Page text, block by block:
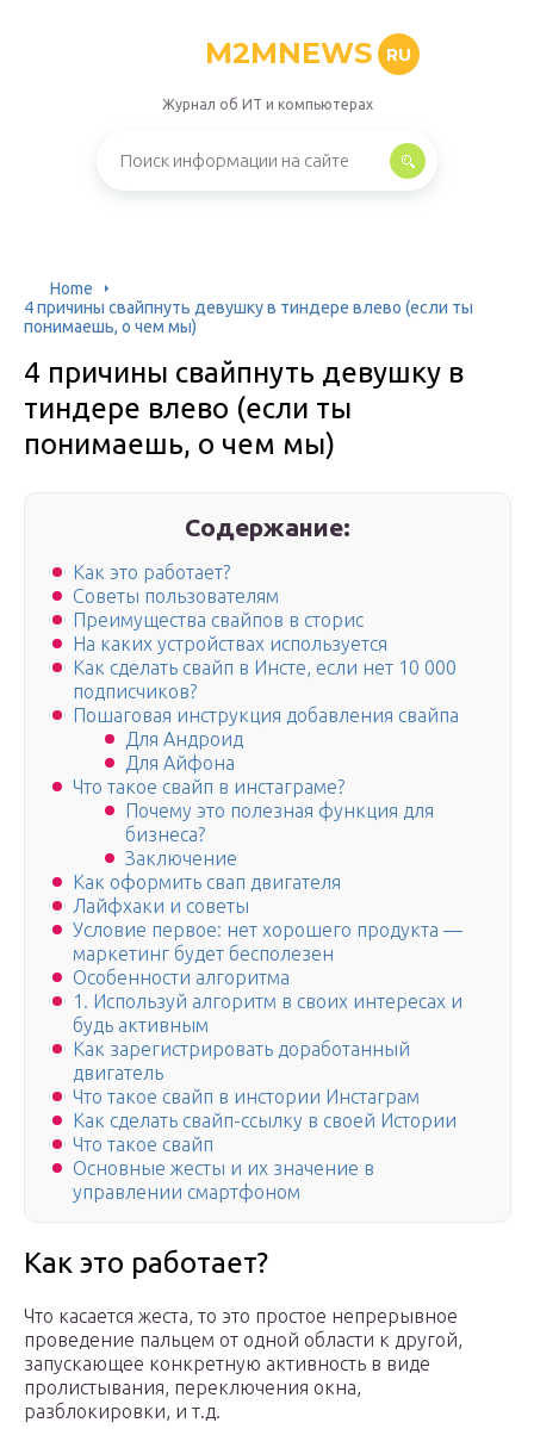
M2MNEWS RU
Журнал об ИТ и компьютерах
Home
4 причины свайпнуть девушку в тиндере влево (если ты
понимаешь, о чем мы)
4 причины свайпнуть девушку в
тиндере влево (если ты
понимаешь, о чем мы)
Содержание:
Как это работает?
Советы пользователям
Преимущества свайпов в сторис
На каких устройствах используется
Как сделать свайп в Инсте, если нет 10 000
подписчиков?
Пошаговая инструкция добавления свайпа
Для Андроид
Для Айфона
Что такое свайп в инстаграме?
Почему это полезная функция для
бизнеса?
Заключение
Как оформить свап двигателя
Лайфхаки и советы
Условие первое: нет хорошего продукта —
маркетинг будет бесполезен
Особенности алгоритма
1. Используй алгоритм в своих интересах и
будь активным
Как зарегистрировать доработанный
двигатель
Что такое свайп в инстории Инстаграм
Как сделать свайп-ссылку в своей Истории
Что такое свайп
Основные жесты и их значение в
управлении смартфоном
Как это работает?
Что касается жеста, то это простое непрерывное
проведение пальцем от одной области к другой,
запускающее конкретную активность в виде
пролистывания, переключения окна,
разблокировки, и т.д.